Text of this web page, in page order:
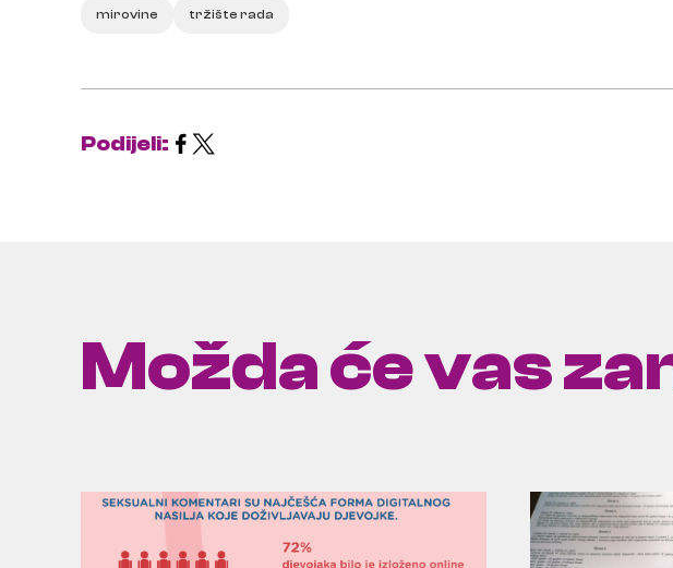
mirovine tržište rada
Podijeli:
Možda će vas